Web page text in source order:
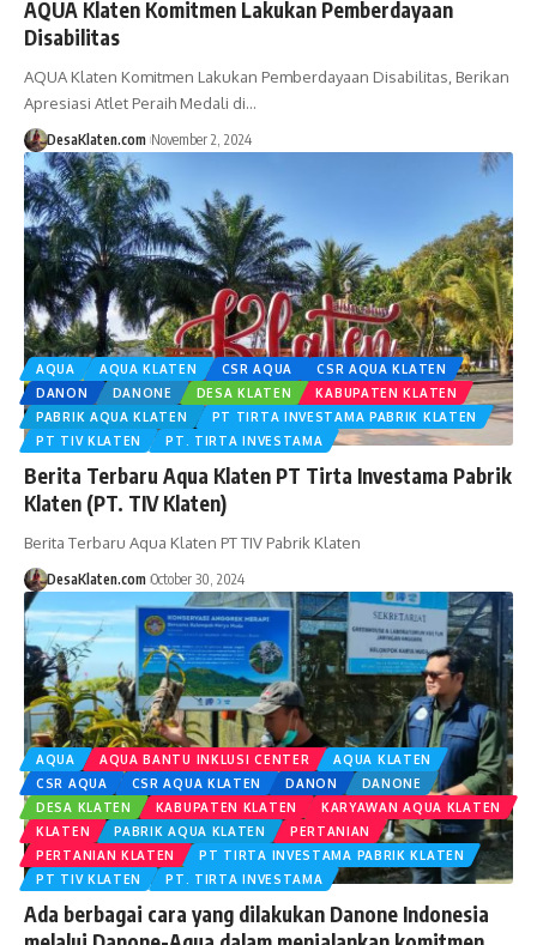
AQUA Klaten Komitmen Lakukan Pemberdayaan
Disabilitas
AQUA Klaten Komitmen Lakukan Pemberdayaan Disabilitas, Berikan
Apresiasi Atlet Peraih Medali di…
DesaKlaten.com November 2, 2024
AQUA AQUA KLATEN CSR AQUA
CSR AQUA KLATEN
DANON
DANONE DESA KLATEN
KABUPATEN KLATEN
PABRIK AQUA KLATEN
PT TIRTA INVESTAMA PABRIK KLATEN
PT TIV KLATEN
PT. TIRTA INVESTAMA
Berita Terbaru Aqua Klaten PT Tirta Investama Pabrik
Klaten (PT. TIV Klaten)
Berita Terbaru Aqua Klaten PT TIV Pabrik Klaten
DesaKlaten.com October 30, 2024
AQUA AQUA BANTU INKLUSI CENTER
AQUA KLATEN
CSR AQUA
CSR AQUA KLATEN DANON
DANONE
DESA KLATEN
KABUPATEN KLATEN
KARYAWAN AQUA KLATEN
KLATEN
PABRIK AQUA KLATEN
PERTANIAN
PERTANIAN KLATEN
PT TIRTA INVESTAMA PABRIK KLATEN
PT TIV KLATEN
PT. TIRTA INVESTAMA
Ada berbagai cara yang dilakukan Danone Indonesia